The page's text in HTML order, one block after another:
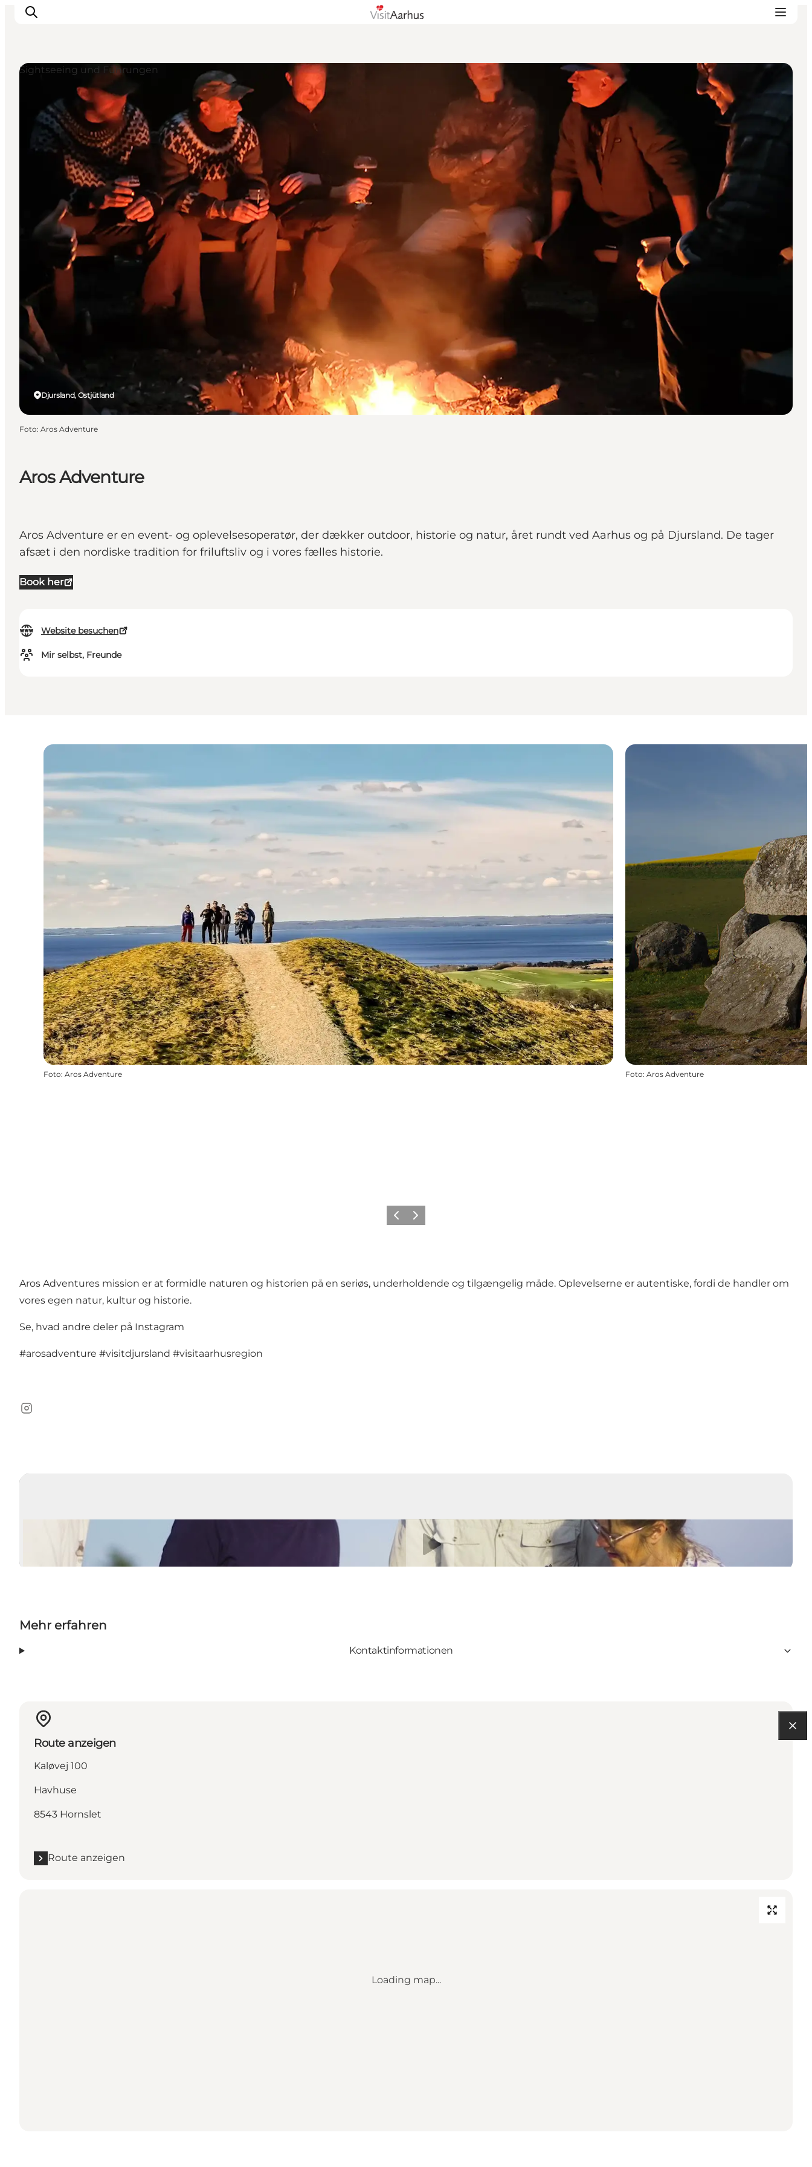
Sehen und erleben
Veranstaltungen
Städte und Regionen
Reiseplanung
Transport
Aros Adventure
Aros Adventure er en event- og oplevelsesoperatør, der dækker outdoor, historie og natur, året rundt ved Aarhus og på Djursland. De tager
afsæt i den nordiske tradition for friluftsliv og i vores fælles historie.
Book her
Website besuchen
Mir selbst, Freunde
Djursland, Ostjütland
Sightseeing und Führungen
Foto: Aros Adventure
Foto: Aros Adventure Foto: Aros Adventure
ZurückWeiter
Aros Adventures mission er at formidle naturen og historien på en seriøs, underholdende og tilgængelig måde. Oplevelserne er autentiske, fordi de handler om
vores egen natur, kultur og historie.
Se, hvad andre deler på Instagram
#arosadventure #visitdjursland #visitaarhusregion
Instagram
Video abspielen
Mehr erfahren
Kontaktinformationen
Route anzeigen
Kaløvej 100
Havhuse
8543 Hornslet
Route anzeigen
Loading map...